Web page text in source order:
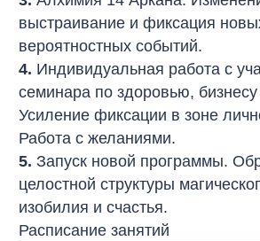
выстраивание и фиксация
вероятностных событий.
4. Индивидуальная работа с
семинара по здоровью,
Усиление фиксации в зоне
Работа с желаниями.
5. Запуск новой программы.
целостной структуры
изобилия и счастья.
Расписание занятий